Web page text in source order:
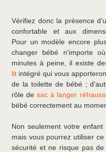
Vérifiez donc la présence
confortable et aux
Pour un modèle encore
changer bébé n'importe
minutes à peine, il existe
lit intégré qui vous
de la toilette de bébé ;
rôle desac à langer
bébé correctement au
Non seulement votre
mais vous pourrez utiliser
sécurité et ne risque pas